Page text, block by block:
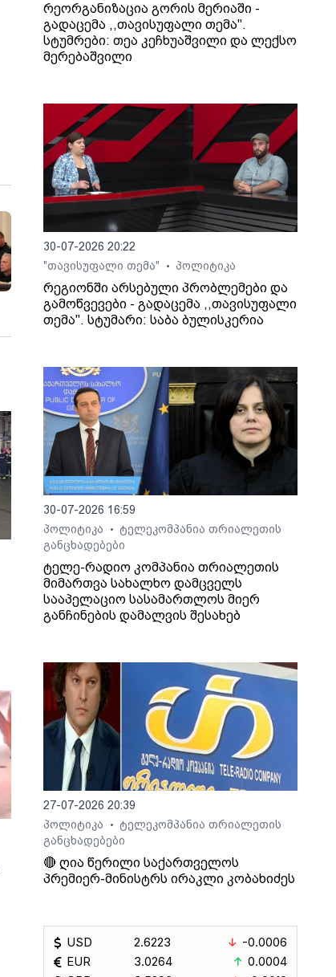
რეორგანიზაცია გორის მერიაში -
გადაცემა ,,თავისუფალი თემა".
სტუმრები: თეა კეჩხუაშვილი და ლექსო
მერებაშვილი
30-07-2026 20:22
"თავისუფალი თემა"
• პოლიტიკა
რეგიონში არსებული პრობლემები და
გამოწვევები - გადაცემა ,,თავისუფალი
თემა". სტუმარი: საბა ბულისკერია
30-07-2026 16:59
პოლიტიკა
•
ტელეკომპანია თრიალეთის
განცხადებები
ტელე-რადიო კომპანია თრიალეთის
მიმართვა სახალხო დამცველს
სააპელაციო სასამართლოს მიერ
განჩინების დამალვის შესახებ
27-07-2026 20:39
პოლიტიკა
•
ტელეკომპანია თრიალეთის
განცხადებები
🔴 ღია წერილი საქართველოს
პრემიერ-მინისტრს ირაკლი კობახიძეს
USD
EUR
2.6223
3.0264
-0.0006
0.0004